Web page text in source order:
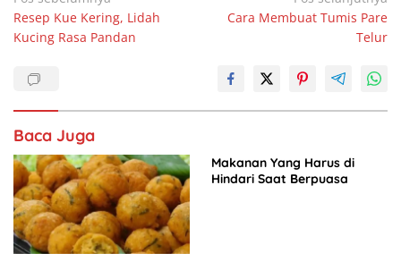
e
o
k
s
p
e
pos
Resep Kue Kering, Lidah
Kucing Rasa Pandan
Cara Membuat Tumis Pare
Telur
Baca Juga
Makanan Yang Harus di
Hindari Saat Berpuasa